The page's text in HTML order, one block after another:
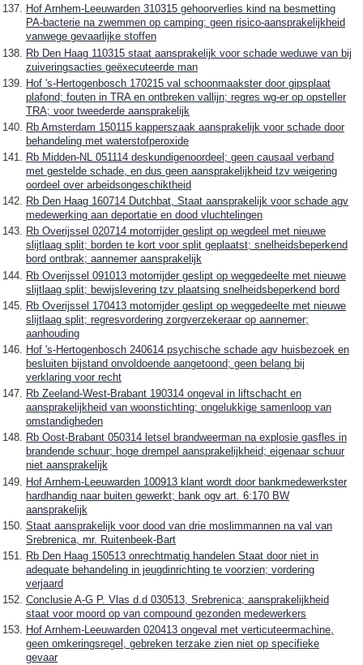
Hof Arnhem-Leeuwarden 310315 gehoorverlies kind na besmetting
PA-bacterie na zwemmen op camping; geen risico-aansprakelijkheid
vanwege gevaarlijke stoffen
Rb Den Haag 110315 staat aansprakelijk voor schade weduwe van bij
zuiveringsacties geëxecuteerde man
Hof 's-Hertogenbosch 170215 val schoonmaakster door gipsplaat
plafond; fouten in TRA en ontbreken vallijn; regres wg-er op opsteller
TRA; voor tweederde aansprakelijk
Rb Amsterdam 150115 kapperszaak aansprakelijk voor schade door
behandeling met waterstofperoxide
Rb Midden-NL 051114 deskundigenoordeel; geen causaal verband
met gestelde schade, en dus geen aansprakelijkheid tzv weigering
oordeel over arbeidsongeschiktheid
Rb Den Haag 160714 Dutchbat, Staat aansprakelijk voor schade agv
medewerking aan deportatie en dood vluchtelingen
Rb Overijssel 020714 motorrijder geslipt op wegdeel met nieuwe
slijtlaag split; borden te kort voor split geplaatst; snelheidsbeperkend
bord ontbrak; aannemer aansprakelijk
Rb Overijssel 091013 motorrijder geslipt op weggedeelte met nieuwe
slijtlaag split; bewijslevering tzv plaatsing snelheidsbeperkend bord
Rb Overijssel 170413 motorrijder geslipt op weggedeelte met nieuwe
slijtlaag split; regresvordering zorgverzekeraar op aannemer;
aanhouding
Hof 's-Hertogenbosch 240614 psychische schade agv huisbezoek en
besluiten bijstand onvoldoende aangetoond; geen belang bij
verklaring voor recht
Rb Zeeland-West-Brabant 190314 ongeval in liftschacht en
aansprakelijkheid van woonstichting; ongelukkige samenloop van
omstandigheden
Rb Oost-Brabant 050314 letsel brandweerman na explosie gasfles in
brandende schuur; hoge drempel aansprakelijkheid; eigenaar schuur
niet aansprakelijk
Hof Arnhem-Leeuwarden 100913 klant wordt door bankmedewerkster
hardhandig naar buiten gewerkt; bank ogv art. 6:170 BW
aansprakelijk
Staat aansprakelijk voor dood van drie moslimmannen na val van
Srebrenica, mr. Ruitenbeek-Bart
Rb Den Haag 150513 onrechtmatig handelen Staat door niet in
adequate behandeling in jeugdinrichting te voorzien; vordering
verjaard
Conclusie A-G P. Vlas d.d 030513, Srebrenica; aansprakelijkheid
staat voor moord op van compound gezonden medewerkers
Hof Arnhem-Leeuwarden 020413 ongeval met verticuteermachine,
geen omkeringsregel, gebreken terzake zien niet op specifieke
gevaar